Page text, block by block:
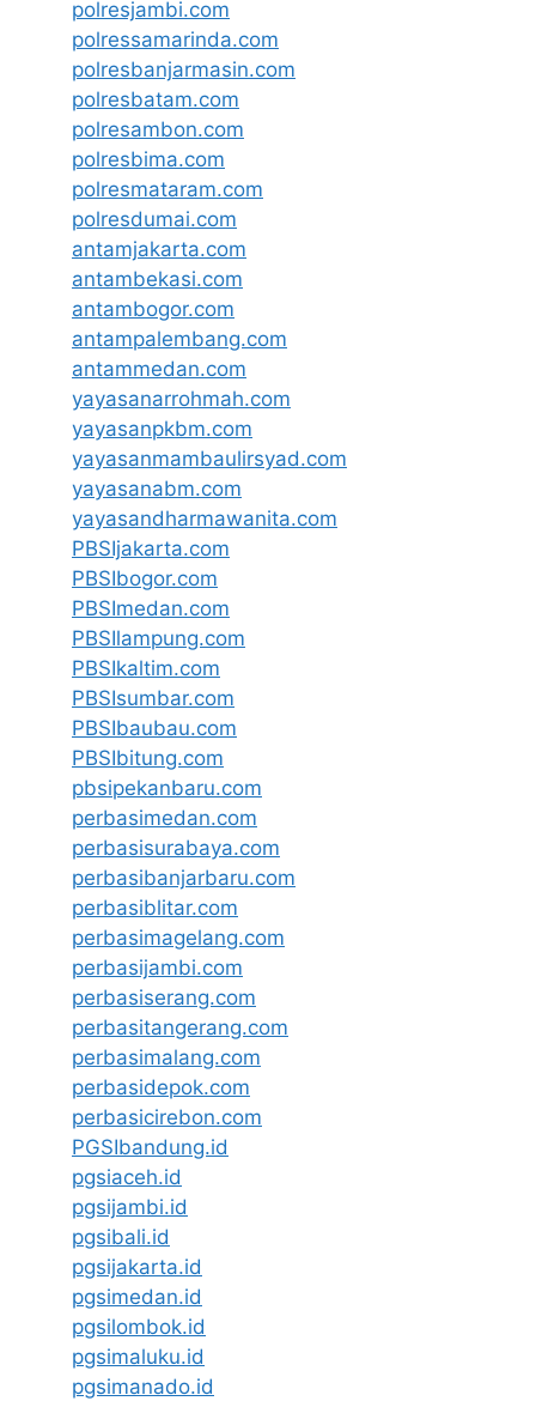
polresjambi.com
polressamarinda.com
polresbanjarmasin.com
polresbatam.com
polresambon.com
polresbima.com
polresmataram.com
polresdumai.com
antamjakarta.com
antambekasi.com
antambogor.com
antampalembang.com
antammedan.com
yayasanarrohmah.com
yayasanpkbm.com
yayasanmambaulirsyad.com
yayasanabm.com
yayasandharmawanita.com
PBSIjakarta.com
PBSIbogor.com
PBSImedan.com
PBSIlampung.com
PBSIkaltim.com
PBSIsumbar.com
PBSIbaubau.com
PBSIbitung.com
pbsipekanbaru.com
perbasimedan.com
perbasisurabaya.com
perbasibanjarbaru.com
perbasiblitar.com
perbasimagelang.com
perbasijambi.com
perbasiserang.com
perbasitangerang.com
perbasimalang.com
perbasidepok.com
perbasicirebon.com
PGSIbandung.id
pgsiaceh.id
pgsijambi.id
pgsibali.id
pgsijakarta.id
pgsimedan.id
pgsilombok.id
pgsimaluku.id
pgsimanado.id